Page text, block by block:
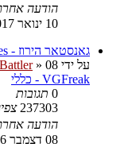
הודעה
10 ינואר 2017, 12:36
גאנסטאר הירוז - Gunstar Heroes - פוסט חובה לשחק
על ידי
» 08 דצמבר 2016, 13:51
VGFreak - כללי
0 תגובות
237303
הודעה
08 דצמבר 2016, 13:51